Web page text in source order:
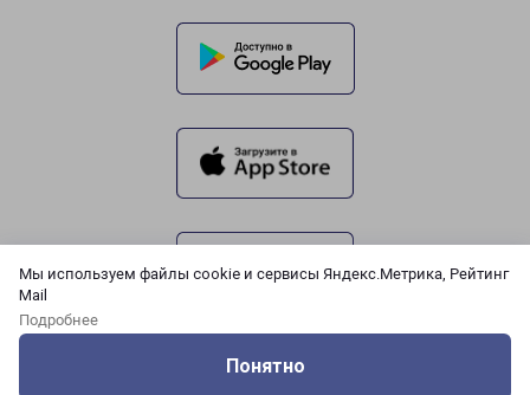
Мы используем файлы cookie и сервисы Яндекс.Метрика, Рейтинг
Mail
Подробнее
Понятно